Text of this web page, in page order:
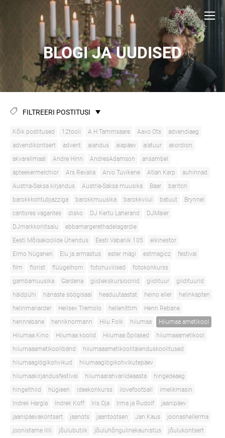
BLOGI JA UUDISED
FILTREERI POSTITUSI
Kõik postitused 12tooli A H Tammsaare Aavo Ots
advendiaeg
advendikontsert
advent aiandus aiapäev aiatuur
akordion
akvarellmaal
Andre Hinn AndresAdamson
ansambel
apteekermelchior
Ars Revalia Arvo Tuvikene Atlan Karp
auhinnad
Austria-Saksa kirjandus
Austria-Saksa muusika Baar
bariton
barokkkohtubjazziga
barokkmuusika barokkviiul batuut
Brynnel
cantores vagantes
disko DJ Kertu Laherand
DJMaier
DJmarkkoriitsalu
ebbamargerethadelagardie
Eesti Mõisakoolide Ühendus
Eesti Vabariik 105
eikinestor
Elmo Nüganen
Elu ja armastus ester mägi estmagicz
festival
film
florist flüügelhorn fotohuvilised
fotokonkurss
gambamuusika
Gardena giidiekskursioonid giidituur
giidituurid
häidpühi
härraste söögisaal headuutaastat heino eller
helinkapten
helinmariarder
Helisev Tremolo hellenittim
Henn Rebane
hennrebane
henriknormann Hiiu Folk hiiumaa
Hiiumaa ametikool
Hiiumaa Kino
Hiiumaa koolid Hiiumaa õpilased
hiiumaaametikool
hiiumaaametikoolibänd
hiiumaaametikoolitäienduskoolitused
hiiumaaglögikohvikud
hiiumaaglögikohvikutepäev
hiiumaakirjandusfestival
hiiumaarahvariideaasta
hingedeaeg
hingelthiid
hügieen ideekonkurss ilovefootball
imelikmasin
Indrek Hargla
Indrek Koff Iris Oja Irma ja Rudolf
jaanipäev
jaanipäevakontsert
jaanots jaantootsen Jan Kaus
joonashellerma
joonistame lilli
jõulubutiik jõuluhõngulinekaunistus
jõulukontsert